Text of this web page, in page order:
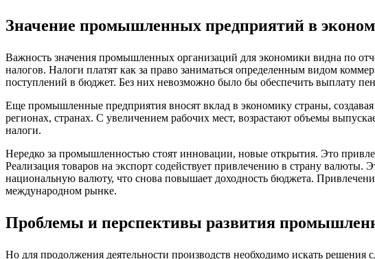
Значение промышленных предприятий в
Важность значения промышленных организаций для экономики видна по
налогов. Налоги платят как за право заниматься определенным видом
поступлений в бюджет. Без них невозможно было бы обеспечить выплату
Еще промышленные предприятия вносят вклад в экономику страны,
регионах, странах. С увеличением рабочих мест, возрастают объемы
налоги.
Нередко за промышленностью стоят инновации, новые открытия. Это
Реализация товаров на экспорт содействует привлечению в страну
национальную валюту, что снова повышает доходность бюджета.
международном рынке.
Проблемы и перспективы развития
Но для продолжения деятельности производств необходимо искать решения